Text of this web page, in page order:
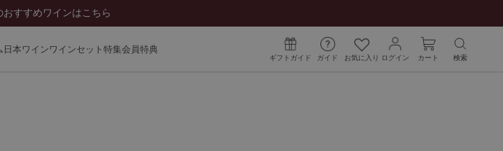
おすすめワインはこちら
日本ワインワインセット 特集会員特典
ギフトガイド ガイド お気に入り ログイン カート 検索